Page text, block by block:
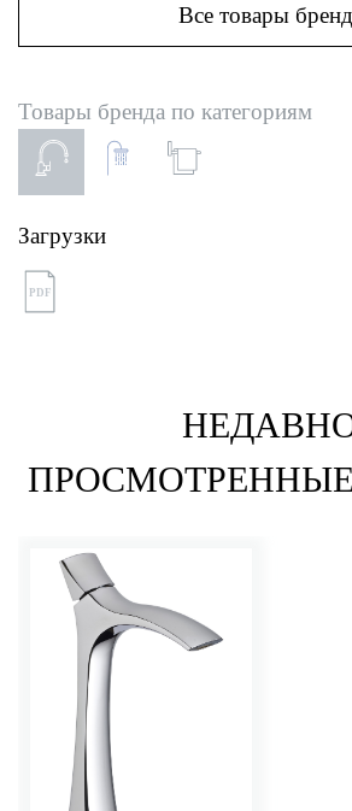
Все товары
Товары бренда по категориям
Загрузки
PDF